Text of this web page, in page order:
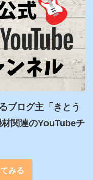
ブログ主「きとう
関連のYouTubeチ
みる